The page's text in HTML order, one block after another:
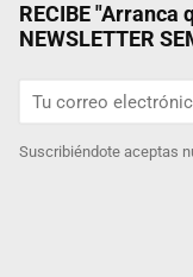
RECIBE "Arranca
NEWSLETTER
Suscribiéndote aceptas